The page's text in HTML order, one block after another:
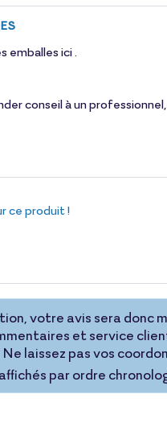
emballes ici
conseil à un
ce produit !
votre avis sera donc
et service
Ne laissez pas vos
par ordre